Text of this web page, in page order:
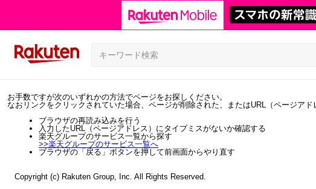
お手数ですが次のいずれかの方法でページをお探しください。
なおリンクをクリックされていた場合、ページが削除された、またはURL（ページアド
ブラウザの再読み込みを行う
入力したURL（ページアドレス）にタイプミスがないか確認する
楽天グループのサービス一覧から探す
>>楽天グループのサービス一覧へ
ブラウザの「戻る」ボタンを押して前画面からやり直す
Copyright (c) Rakuten Group, Inc. All Rights Reserved.